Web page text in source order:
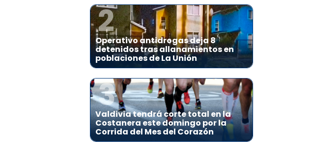
2
Operativo antidrogas deja 8
detenidos tras allanamientos en
poblaciones de La Unión
3
Valdivia tendrá corte total en la
Costanera este domingo por la
Corrida del Mes del Corazón